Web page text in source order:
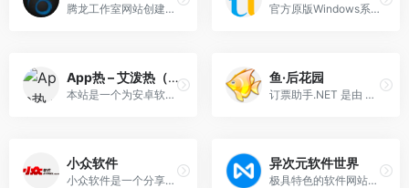
腾龙工作室网站创建于2017年10月1日，致力于分享安全的互联网资源和实用的技术文章。 官方原版Windows系统下载，无污染/无篡改/无病毒/无广告/无捆绑，非GHOST封装系统。
App热 – 艾泼热（原心海e站）
本站是一个为安卓软件与PC软件爱好者设立的资源网站。
鱼·后花园
订票助手.NET 是由 木鱼(iFish) 自2013年发起的一个非开源非商业免费软件，目标是做出一款功能全面稳定强大的12306非官方客户端。
小众软件
小众软件是一个分享、体验、评测电脑软件、手机应用、互联网产品的网站
异次元软件世界
极具特色的软件网站！专注于推荐优秀软件、APP应用和互联网资源，每篇图文评测都极其用心，并提供大量软件资源下载。